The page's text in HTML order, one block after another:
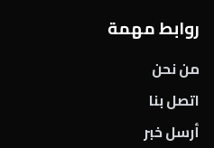
روابط مهمة
من نحن
اتصل بنا
أرسل خبر